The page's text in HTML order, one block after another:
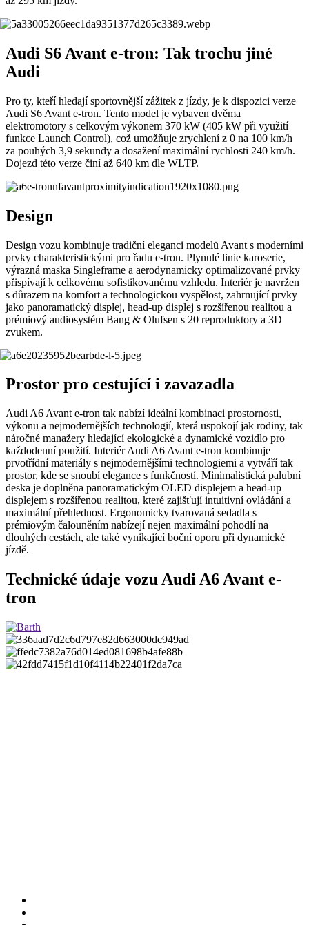
Audi S6 Avant e-tron: Tak trochu jiné
Audi
Pro ty, kteří hledají sportovnější zážitek z jízdy, je k dispozici verze
Audi S6 Avant e-tron. Tento model je vybaven dvěma
elektromotory s celkovým výkonem 370 kW (405 kW při využití
funkce Launch Control), což umožňuje zrychlení z 0 na 100 km/h
za pouhých 3,9 sekundy a dosažení maximální rychlosti 240 km/h.
Dojezd této verze činí až 640 km dle WLTP. ​
Design
Design vozu kombinuje tradiční eleganci modelů Avant s moderními
prvky charakteristickými pro řadu e-tron. Plynulé linie karoserie,
výrazná maska Singleframe a aerodynamicky optimalizované prvky
přispívají k celkovému sofistikovanému vzhledu. Interiér je navržen
s důrazem na komfort a technologickou vyspělost, zahrnující prvky
jako panoramatický displej, head-up displej s rozšířenou realitou a
prémiový audiosystém Bang & Olufsen s 20 reproduktory a 3D
zvukem.
Prostor pro cestující i zavazadla
Audi A6 Avant e-tron tak nabízí ideální kombinaci prostornosti,
výkonu a nejmodernějších technologií, která uspokojí jak rodiny, tak
náročné manažery hledající ekologické a dynamické vozidlo pro
každodenní použití. ​Interiér Audi A6 Avant e-tron kombinuje
prvotřídní materiály s nejmodernějšími technologiemi a vytváří tak
prostor, kde se snoubí elegance s funkčností. Minimalistická palubní
deska je doplněna panoramatickým OLED displejem a head-up
displejem s rozšířenou realitou, které zajišťují intuitivní ovládání a
maximální přehlednost. Ergonomicky tvarovaná sedadla s
prémiovým čalouněním nabízejí nejen maximální pohodlí na
dlouhých cestách, ale také vynikající boční oporu při dynamické
jízdě.
Technické údaje vozu Audi A6 Avant e-
tron